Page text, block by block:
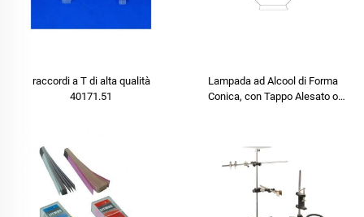
raccordi a T di alta qualità
40171.51
Lampada ad Alcool di Forma
Conica, con Tappo Alesato o